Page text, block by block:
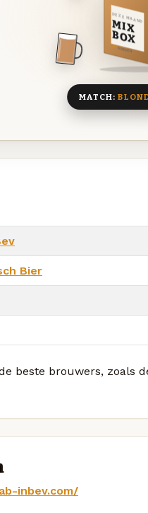
DEZE MAAND
MIX
BOX
8 BIEREN
MATCH:
Bier
beste brouwers, zoals
inbev.com/